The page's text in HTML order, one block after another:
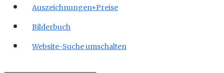
Auszeichnungen+Preise
Bilderbuch
Website-Suche umschalten